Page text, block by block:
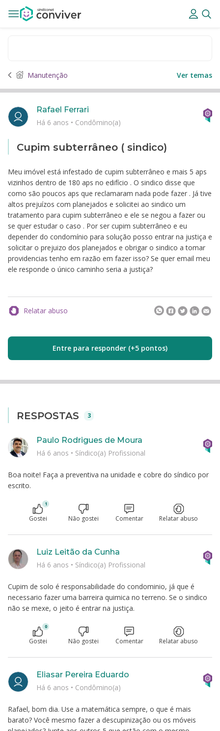
Manutenção Ver temas
Cupim subterrâneo ( sindico)
Meu imóvel está infestado de cupim subterrâneo e mais 5 aps
vizinhos dentro de 180 aps no edifício . O sindico disse que
como são poucos aps que reclamaram nada pode fazer . Já tive
altos prejuízos com planejados e solicitei ao sindico um
tratamento para cupim subterrâneo e ele se negou a fazer ou
se quer estudar o caso . Por ser cupim subterrâneo e eu
depender do condomínio para solução posso entrar na justiça e
solicitar o prejuizo dos planejados e obrigar o sindico a tomar
providencias tenho em razão em fazer isso? Se quer email meu
ele responde o único caminho seria a justiça?
Rafael Ferrari
Há 6 anos • Condômino(a)
Relatar abuso
Entre para responder (+5 pontos)
RESPOSTAS 3
Boa noite! Faça a preventiva na unidade e cobre do síndico por
escrito.
Paulo Rodrigues de Moura
Há 6 anos • Síndico(a) Profissional
1
Gostei Não gostei Comentar Relatar abuso
Cupim de solo é responsabilidade do condominio, já que é
necessario fazer uma barreira quimica no terreno. Se o sindico
não se mexe, o jeito é entrar na justiça.
Luiz Leitão da Cunha
Há 6 anos • Síndico(a) Profissional
0
Gostei Não gostei Comentar Relatar abuso
Rafael, bom dia. Use a matemática sempre, o que é mais
barato? Você mesmo fazer a descupinização ou os móveis
Eliasar Pereira Eduardo
Há 6 anos • Condômino(a)